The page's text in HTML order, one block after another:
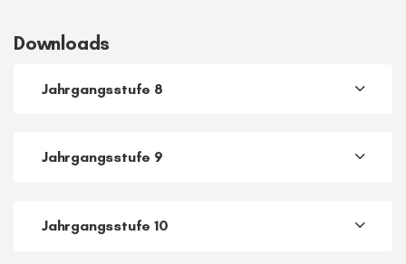
Downloads
Jahrgangsstufe 8
Jahrgangsstufe 9
Jahrgangsstufe 10